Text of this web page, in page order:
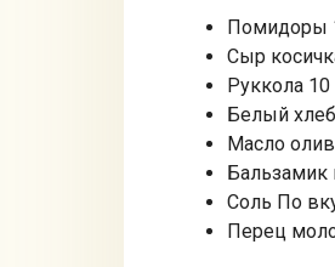
Помидоры
Сыр
Руккола
Белый
Масло
Соль По
Перец